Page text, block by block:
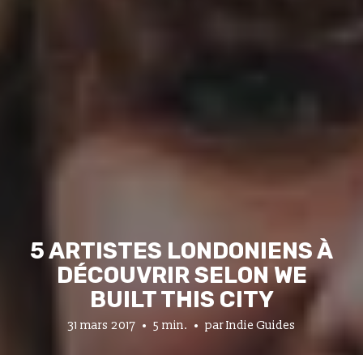
5 ARTISTES LONDONIENS À
DÉCOUVRIR SELON WE
BUILT THIS CITY
31 mars 2017 5 min. parIndie Guides